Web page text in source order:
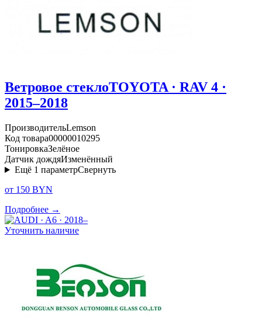
Ветровое стеклоTOYOTA · RAV 4 ·
2015–2018
ПроизводительLemson
Код товара00000010295
ТонировкаЗелёное
Датчик дождяИзменённый
Ещё 1 параметрСвернуть
от 150 BYN
Подробнее →
Уточнить наличие